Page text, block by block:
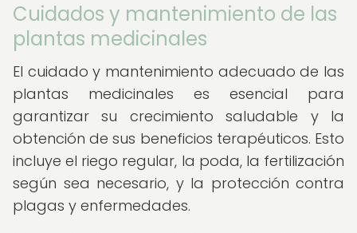
Cuidados y mantenimiento de las
plantas medicinales
El cuidado y mantenimiento adecuado de las
plantas medicinales es esencial para
garantizar su crecimiento saludable y la
obtención de sus beneficios terapéuticos. Esto
incluye el riego regular, la poda, la fertilización
según sea necesario, y la protección contra
plagas y enfermedades.